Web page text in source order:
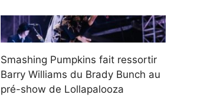
Smashing Pumpkins fait ressortir
Barry Williams du Brady Bunch au
pré-show de Lollapalooza